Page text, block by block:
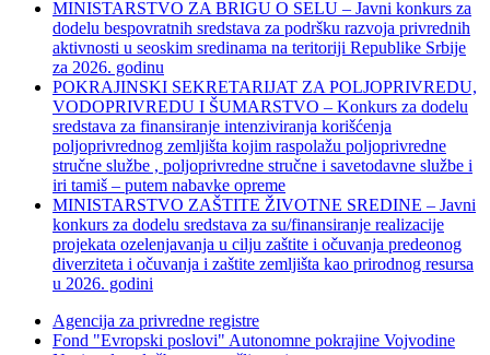
MINISTARSTVO ZA BRIGU O SELU – Javni konkurs za
dodelu bespovratnih sredstava za podršku razvoja privrednih
aktivnosti u seoskim sredinama na teritoriji Republike Srbije
za 2026. godinu
POKRAJINSKI SEKRETARIJAT ZA POLJOPRIVREDU,
VODOPRIVREDU I ŠUMARSTVO – Konkurs za dodelu
sredstava za finansiranje intenziviranja korišćenja
poljoprivrednog zemljišta kojim raspolažu poljoprivredne
stručne službe , poljoprivredne stručne i savetodavne službe i
iri tamiš ‒ putem nabavke opreme
MINISTARSTVO ZAŠTITE ŽIVOTNE SREDINE – Javni
konkurs za dodelu sredstava za su/finansiranje realizacije
projekata ozelenjavanja u cilju zaštite i očuvanja predeonog
diverziteta i očuvanja i zaštite zemljišta kao prirodnog resursa
u 2026. godini
Agencija za privredne registre
Fond "Evropski poslovi" Autonomne pokrajine Vojvodine